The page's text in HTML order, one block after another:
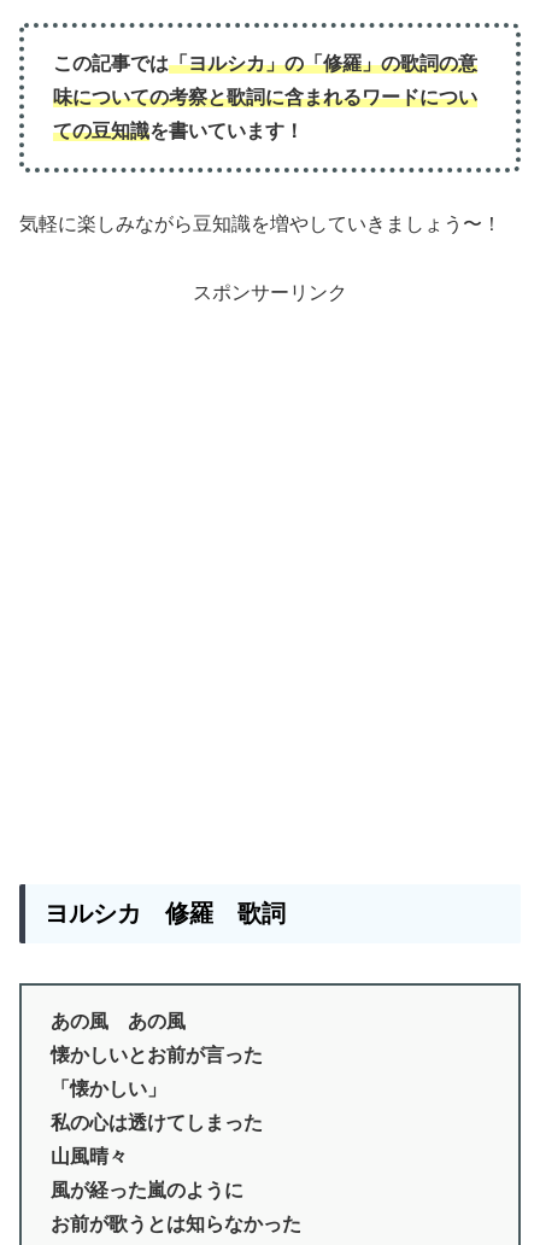
この記事では「ヨルシカ」の「修羅」の歌詞の意
味についての考察と歌詞に含まれるワードについ
ての豆知識を書いています！
気軽に楽しみながら豆知識を増やしていきましょう〜！
スポンサーリンク
ヨルシカ 修羅 歌詞
あの風 あの風
懐かしいとお前が言った
「懐かしい」
私の心は透けてしまった
山風晴々
風が経った嵐のように
お前が歌うとは知らなかった